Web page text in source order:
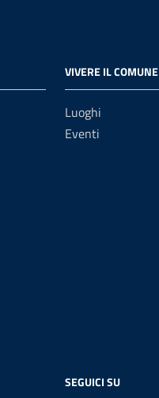
VIVERE IL COMUNE
Luoghi
Eventi
SEGUICI SU